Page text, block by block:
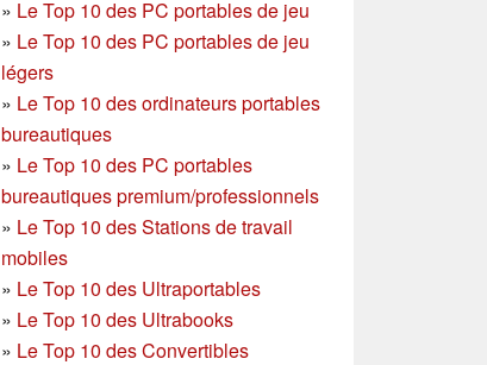
» Le Top 10 des PC portables de jeu
» Le Top 10 des PC portables de jeu
légers
» Le Top 10 des ordinateurs portables
bureautiques
» Le Top 10 des PC portables
bureautiques premium/professionnels
» Le Top 10 des Stations de travail
mobiles
» Le Top 10 des Ultraportables
» Le Top 10 des Ultrabooks
» Le Top 10 des Convertibles